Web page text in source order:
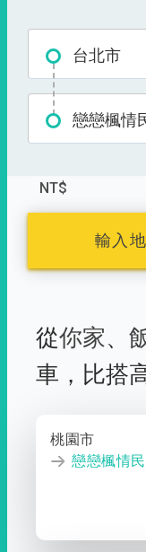
台北市
戀戀楓情
NT$
輸入
從你家、
車， 比搭
桃園市
戀戀楓情